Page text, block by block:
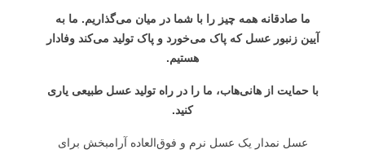
ما صادقانه همه چیز را با شما در میان می‌گذاریم. ما به
آیین زنبور عسل که پاک می‌خورد و پاک تولید می‌کند وفادار
هستیم.
با حمایت از هانی‌هاب، ما را در راه تولید عسل طبیعی یاری
کنید.
عسل نمدار یک عسل نرم و فوق‌العاده آرامبخش برای